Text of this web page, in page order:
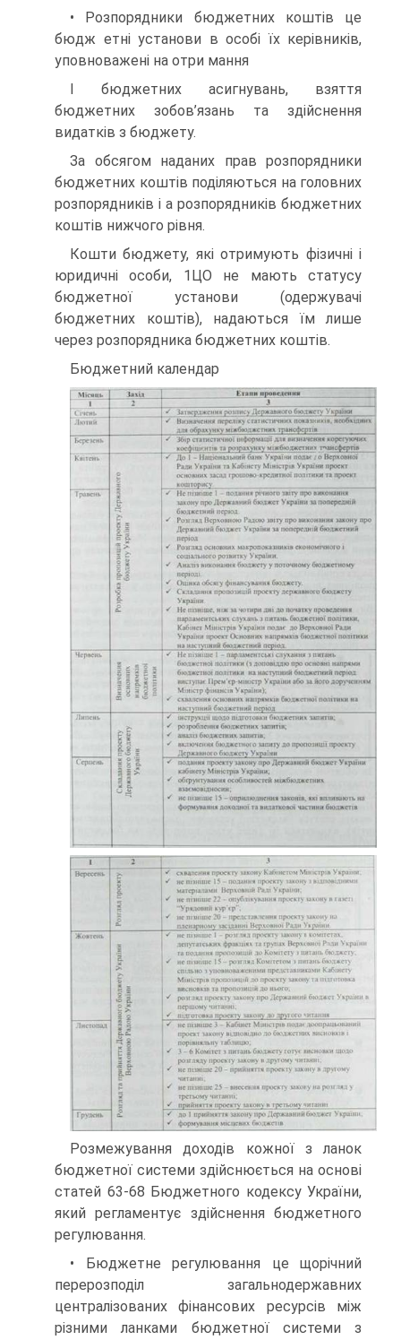
• Розпорядники бюджетних коштів це
бюдж етні установи в особі їх керівників,
уповноважені на отри мання
І бюджетних асигнувань, взяття
бюджетних зобов’язань та здійснення
видатків з бюджету.
За обсягом наданих прав розпорядники
бюджетних коштів поділяються на головних
розпорядників і а розпорядників бюджетних
коштів нижчого рівня.
Кошти бюджету, які отримують фізичні і
юридичні особи, 1ЦО не мають статусу
бюджетної установи (одержувачі
бюджетних коштів), надаються їм лише
через розпорядника бюджетних коштів.
Бюджетний календар
Розмежування доходів кожної з ланок
бюджетної системи здійснюється на основі
статей 63-68 Бюджетного кодексу України,
який регламентує здійснення бюджетного
регулювання.
• Бюджетне регулювання це щорічний
перерозподіл загальнодержавних
централізованих фінансових ресурсів між
різними ланками бюджетної системи з